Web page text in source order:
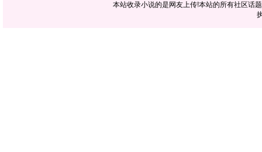
本站收录小说的是网友上传!本站的所有社区话